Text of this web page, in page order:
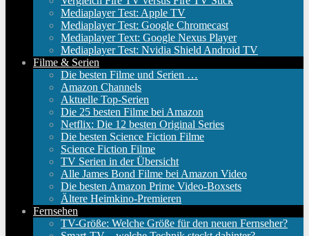
Mediaplayer Test: Apple TV
Mediaplayer Test: Google Chromecast
Mediaplayer Text: Google Nexus Player
Mediaplayer Test: Nvidia Shield Android TV
Filme & Serien
Die besten Filme und Serien …
Amazon Channels
Aktuelle Top-Serien
Die 25 besten Filme bei Amazon
Netflix: Die 12 besten Original Series
Die besten Science Fiction Filme
Science Fiction Filme
TV Serien in der Übersicht
Alle James Bond Filme bei Amazon Video
Die besten Amazon Prime Video-Boxsets
Ältere Heimkino-Premieren
Fernsehen
TV-Größe: Welche Größe für den neuen Fernseher?